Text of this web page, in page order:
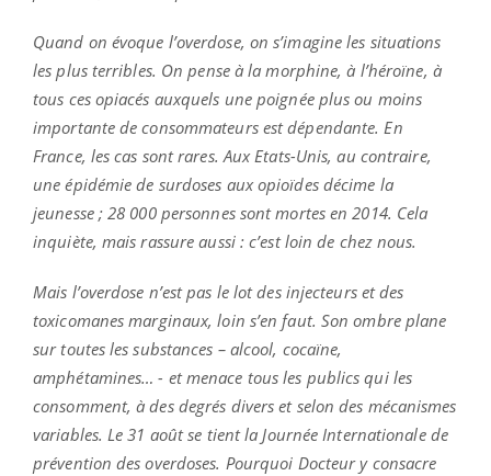
Quand on évoque l’overdose, on s’imagine les situations
les plus terribles. On pense à la morphine, à l’héroïne, à
tous ces opiacés auxquels une poignée plus ou moins
importante de consommateurs est dépendante. En
France, les cas sont rares. Aux Etats-Unis, au contraire,
une épidémie de surdoses aux opioïdes décime la
jeunesse ; 28 000 personnes sont mortes en 2014. Cela
inquiète, mais rassure aussi : c’est loin de chez nous.
Mais l’overdose n’est pas le lot des injecteurs et des
toxicomanes marginaux, loin s’en faut. Son ombre plane
sur toutes les substances – alcool, cocaïne,
amphétamines… - et menace tous les publics qui les
consomment, à des degrés divers et selon des mécanismes
variables. Le 31 août se tient la Journée Internationale de
prévention des overdoses. Pourquoi Docteur y consacre